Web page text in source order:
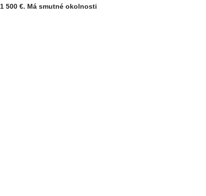
1 500 €. Má smutné okolnosti